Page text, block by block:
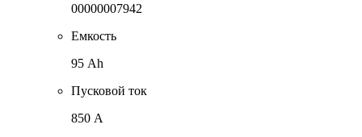
00000007942
Емкость
95 Ah
Пусковой ток
850 A